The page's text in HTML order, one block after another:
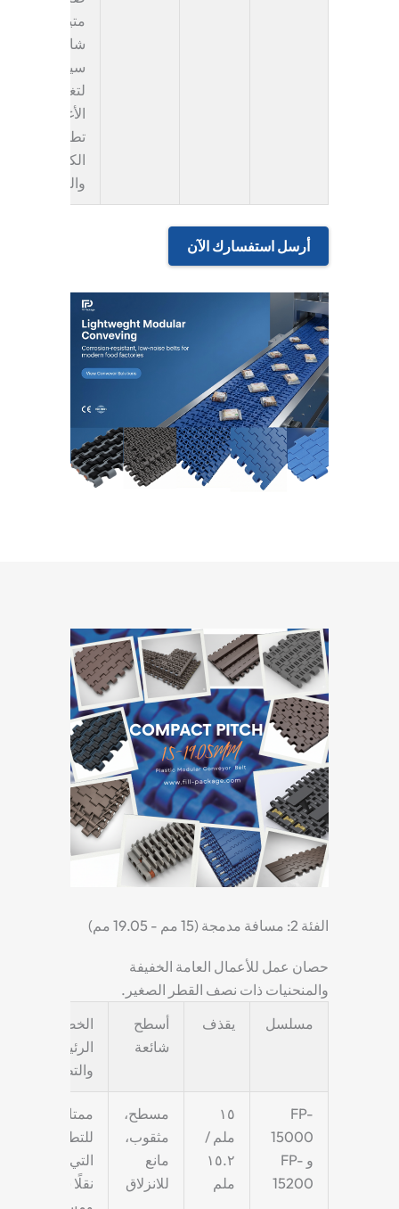
متينة. خيار
شائع ل
سير معياري
لتغليف
الأغذية
تطبيقات مثل
الكعك
والبسكويت.
أرسل استفسارك الآن
الفئة 2: مسافة مدمجة (15 مم - 19.05 مم)
حصان عمل للأعمال العامة الخفيفة
والمنحنيات ذات نصف القطر الصغير.
مسلسل
يقذف
أسطح
شائعة
الخصائص
الرئيسية
والتطبيقات
FP-
15000
و FP-
15200
١٥
ملم /
١٥.٢
ملم
مسطح،
مثقوب،
مانع
للانزلاق
ممتاز
للتطبيقات
التي تتطلب
نقلًا سلسًا